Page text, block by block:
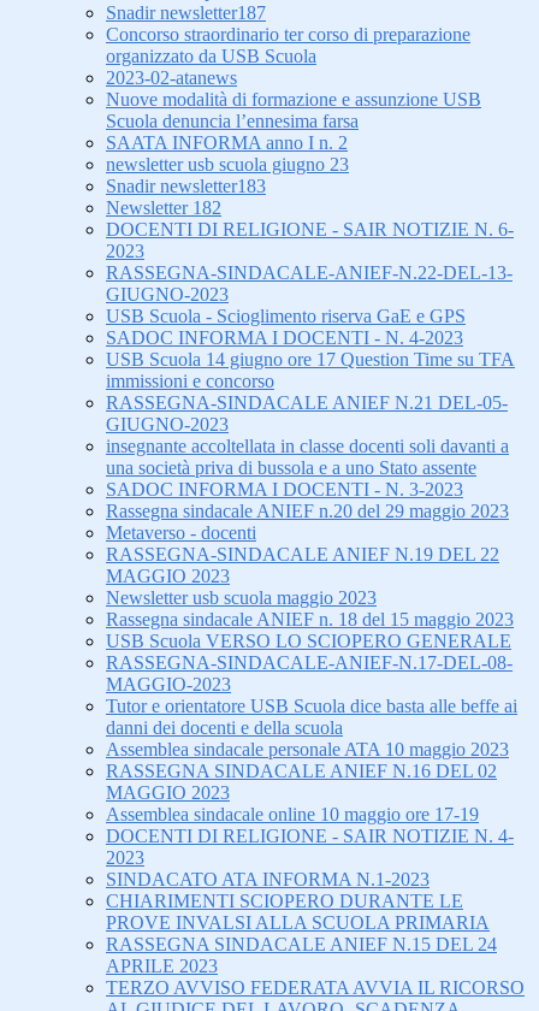
Snadir newsletter187
Concorso straordinario ter corso di preparazione
organizzato da USB Scuola
2023-02-atanews
Nuove modalità di formazione e assunzione USB
Scuola denuncia l’ennesima farsa
SAATA INFORMA anno I n. 2
newsletter usb scuola giugno 23
Snadir newsletter183
Newsletter 182
DOCENTI DI RELIGIONE - SAIR NOTIZIE N. 6-
2023
RASSEGNA-SINDACALE-ANIEF-N.22-DEL-13-
GIUGNO-2023
USB Scuola - Scioglimento riserva GaE e GPS
SADOC INFORMA I DOCENTI - N. 4-2023
USB Scuola 14 giugno ore 17 Question Time su TFA
immissioni e concorso
RASSEGNA-SINDACALE ANIEF N.21 DEL-05-
GIUGNO-2023
insegnante accoltellata in classe docenti soli davanti a
una società priva di bussola e a uno Stato assente
SADOC INFORMA I DOCENTI - N. 3-2023
Rassegna sindacale ANIEF n.20 del 29 maggio 2023
Metaverso - docenti
RASSEGNA-SINDACALE ANIEF N.19 DEL 22
MAGGIO 2023
Newsletter usb scuola maggio 2023
Rassegna sindacale ANIEF n. 18 del 15 maggio 2023
USB Scuola VERSO LO SCIOPERO GENERALE
RASSEGNA-SINDACALE-ANIEF-N.17-DEL-08-
MAGGIO-2023
Tutor e orientatore USB Scuola dice basta alle beffe ai
danni dei docenti e della scuola
Assemblea sindacale personale ATA 10 maggio 2023
RASSEGNA SINDACALE ANIEF N.16 DEL 02
MAGGIO 2023
Assemblea sindacale online 10 maggio ore 17-19
DOCENTI DI RELIGIONE - SAIR NOTIZIE N. 4-
2023
SINDACATO ATA INFORMA N.1-2023
CHIARIMENTI SCIOPERO DURANTE LE
PROVE INVALSI ALLA SCUOLA PRIMARIA
RASSEGNA SINDACALE ANIEF N.15 DEL 24
APRILE 2023
TERZO AVVISO FEDERATA AVVIA IL RICORSO